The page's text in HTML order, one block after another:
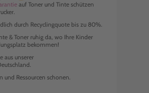
auf Toner und Tinte schützen
durch Recyclingquote bis zu 80%.
& Toner ruhig da, wo Ihre Kinder
bekommen!
aus unserer
und Ressourcen schonen.